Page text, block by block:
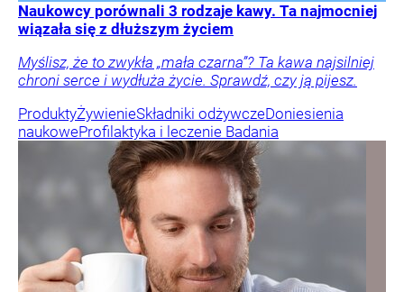
Naukowcy porównali 3 rodzaje kawy. Ta najmocniej
wiązała się z dłuższym życiem
Myślisz, że to zwykła „mała czarna”? Ta kawa najsilniej
chroni serce i wydłuża życie. Sprawdź, czy ją pijesz.
ProduktyŻywienieSkładniki odżywczeDoniesienia
naukoweProfilaktyka i leczenie Badania